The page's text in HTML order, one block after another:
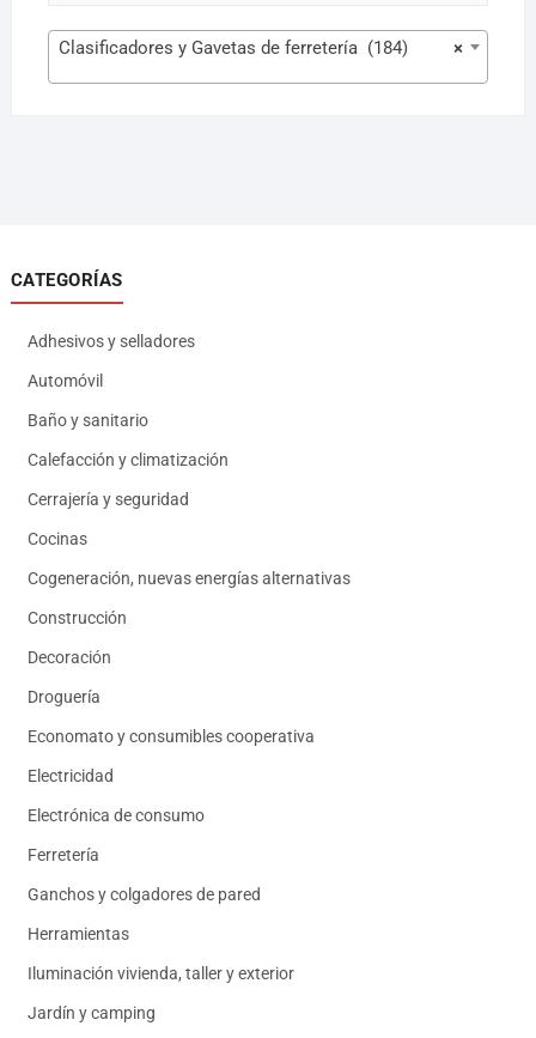
×
Clasificadores y Gavetas de ferretería (184)
CATEGORÍAS
Adhesivos y selladores
Automóvil
Baño y sanitario
Calefacción y climatización
Cerrajería y seguridad
Cocinas
Cogeneración, nuevas energías alternativas
Construcción
Decoración
Droguería
Economato y consumibles cooperativa
Electricidad
Electrónica de consumo
Ferretería
Ganchos y colgadores de pared
Herramientas
Iluminación vivienda, taller y exterior
Jardín y camping